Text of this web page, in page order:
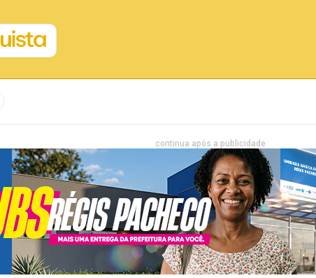
continua após a publicidade